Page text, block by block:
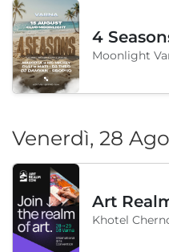
Moonlight
Venerdì, 28